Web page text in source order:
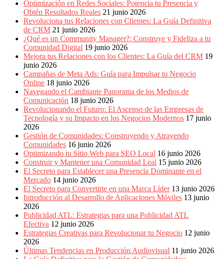
Optimización en Redes Sociales: Potencia tu Presencia y
Obtén Resultados Reales 21 junio 2026
Revoluciona tus Relaciones con Clientes: La Guía Definitiva
de CRM 21 junio 2026
¿Qué es un Community Manager?: Construye y Fideliza a tu
Comunidad Digital 19 junio 2026
Mejora tus Relaciones con los Clientes: La Guía del CRM 19
junio 2026
Campañas de Meta Ads: Guía para Impulsar tu Negocio
Online 18 junio 2026
Navegando el Cambiante Panorama de los Medios de
Comunicación 18 junio 2026
Revolucionando el Futuro: El Ascenso de las Empresas de
Tecnología y su Impacto en los Negocios Modernos 17 junio
2026
Gestión de Comunidades: Construyendo y Atrayendo
Comunidades 16 junio 2026
Optimizando tu Sitio Web para SEO Local 16 junio 2026
Construir y Mantener una Comunidad Leal 15 junio 2026
El Secreto para Establecer una Presencia Dominante en el
Mercado 14 junio 2026
El Secreto para Convertirte en una Marca Líder 13 junio 2026
Introducción al Desarrollo de Aplicaciones Móviles 13 junio
2026
Publicidad ATL: Estrategias para una Publicidad ATL
Efectiva 12 junio 2026
Estrategias Creativas para Revolucionar tu Negocio 12 junio
2026
Últimas Tendencias en Producción Audiovisual 11 junio 2026